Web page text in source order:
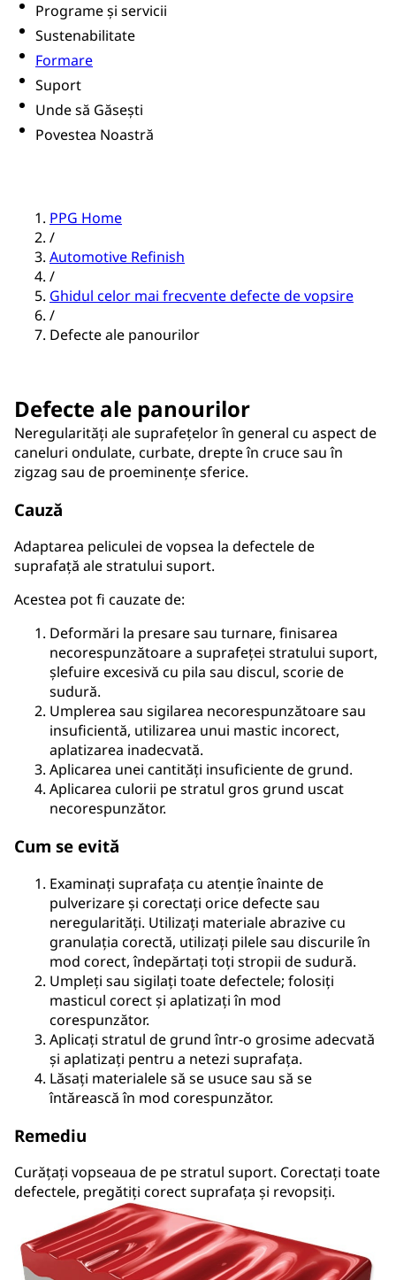
Programe și servicii
Sustenabilitate
Formare
Suport
Unde să Găsești
Povestea Noastră
PPG Home
/
Automotive Refinish
/
Ghidul celor mai frecvente defecte de vopsire
/
Defecte ale panourilor
Defecte ale panourilor
Neregularități ale suprafețelor în general cu aspect de
caneluri ondulate, curbate, drepte în cruce sau în
zigzag sau de proeminențe sferice.
Cauză
Adaptarea peliculei de vopsea la defectele de
suprafață ale stratului suport.
Acestea pot fi cauzate de:
Deformări la presare sau turnare, finisarea
necorespunzătoare a suprafeței stratului suport,
șlefuire excesivă cu pila sau discul, scorie de
sudură.
Umplerea sau sigilarea necorespunzătoare sau
insuficientă, utilizarea unui mastic incorect,
aplatizarea inadecvată.
Aplicarea unei cantități insuficiente de grund.
Aplicarea culorii pe stratul gros grund uscat
necorespunzător.
Cum se evită
Examinați suprafața cu atenție înainte de
pulverizare și corectați orice defecte sau
neregularități. Utilizați materiale abrazive cu
granulația corectă, utilizați pilele sau discurile în
mod corect, îndepărtați toți stropii de sudură.
Umpleți sau sigilați toate defectele; folosiți
masticul corect și aplatizați în mod
corespunzător.
Aplicați stratul de grund într-o grosime adecvată
și aplatizați pentru a netezi suprafața.
Lăsați materialele să se usuce sau să se
întărească în mod corespunzător.
Remediu
Curățați vopseaua de pe stratul suport. Corectați toate
defectele, pregătiți corect suprafața și revopsiți.